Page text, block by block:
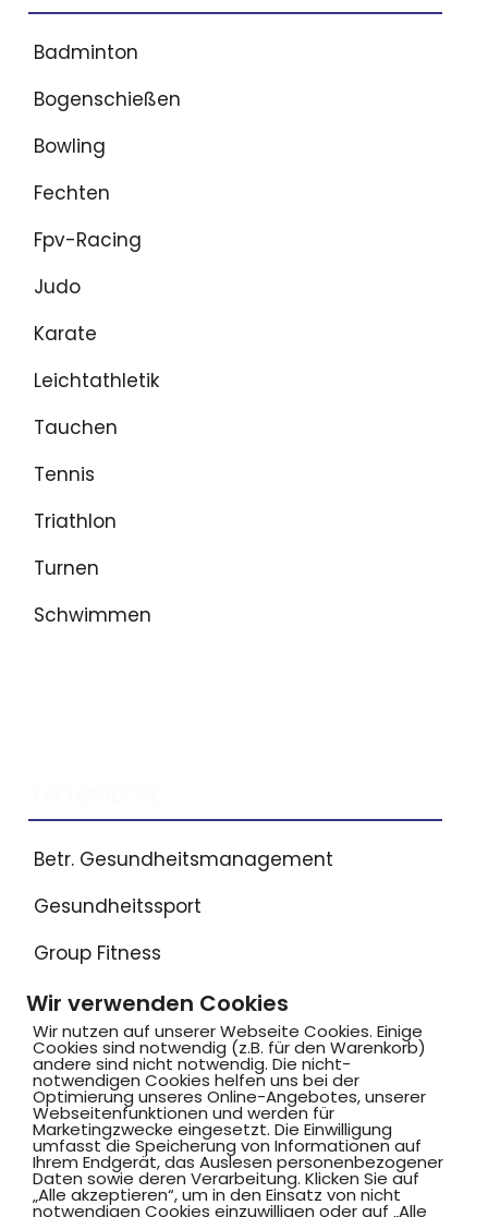
Badminton
Bogenschießen
Bowling
Fechten
Fpv-Racing
Judo
Karate
Leichtathletik
Tauchen
Tennis
Triathlon
Turnen
Schwimmen
Betr. Gesundheitsmanagement
Gesundheitssport
Group Fitness
Inklusionssport
Outdoorsport
Selbstverteidigung „Starke Kids“
Sport auf Verordnung
Tanz & Ballett
Wir verwenden Cookies
Wir nutzen auf unserer Webseite Cookies. Einige
Cookies sind notwendig (z.B. für den Warenkorb)
andere sind nicht notwendig. Die nicht-
notwendigen Cookies helfen uns bei der
Optimierung unseres Online-Angebotes, unserer
Webseitenfunktionen und werden für
Marketingzwecke eingesetzt. Die Einwilligung
umfasst die Speicherung von Informationen auf
Ihrem Endgerät, das Auslesen personenbezogener
Daten sowie deren Verarbeitung. Klicken Sie auf
„Alle akzeptieren“, um in den Einsatz von nicht
notwendigen Cookies einzuwilligen oder auf „Alle